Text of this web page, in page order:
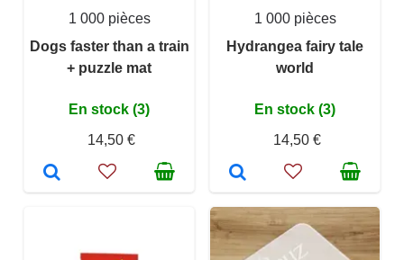
1 000 pièces
Dogs faster than a train
+ puzzle mat
En stock (3)
14,50 €
1 000 pièces
Hydrangea fairy tale
world
En stock (3)
14,50 €